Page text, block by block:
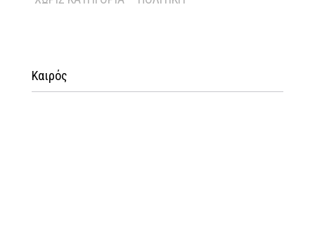
Καιρός